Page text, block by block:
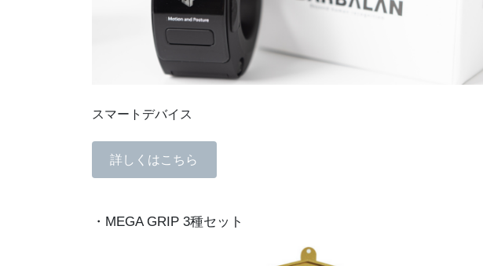
スマートデバイス
詳しくはこちら
・MEGA GRIP 3種セット